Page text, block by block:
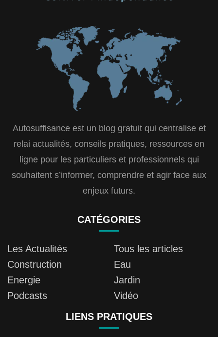
Autosuffisance est un blog gratuit qui centralise et
relai actualités, conseils pratiques, ressources en
ligne pour les particuliers et professionnels qui
souhaitent s’informer, comprendre et agir face aux
enjeux futurs.
CATÉGORIES
Les Actualités
Tous les articles
Construction
Eau
Energie
Jardin
Podcasts
Vidéo
LIENS PRATIQUES